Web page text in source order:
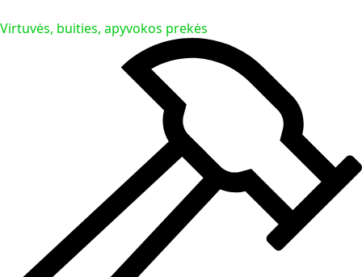
Virtuvės, buities, apyvokos prekės